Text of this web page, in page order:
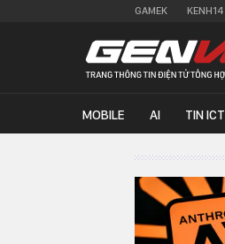
GAMEK KENH14
MOBILE AI TIN ICT